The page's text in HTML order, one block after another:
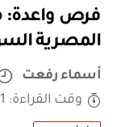
فرص واعدة:
المصرية
أسماء رفعت
وقت القراءة: 11 دقيقة